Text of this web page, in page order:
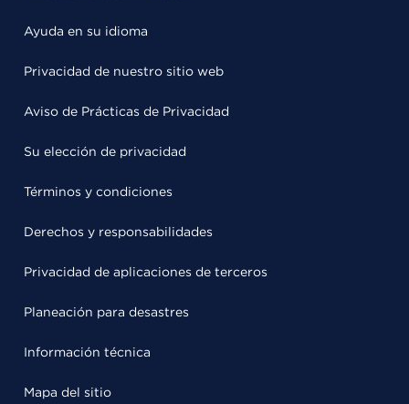
Ayuda en su idioma
Privacidad de nuestro sitio web
Aviso de Prácticas de Privacidad
Su elección de privacidad
Términos y condiciones
Derechos y responsabilidades
Privacidad de aplicaciones de terceros
Planeación para desastres
Información técnica
Mapa del sitio